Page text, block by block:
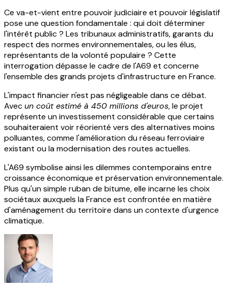
Ce va-et-vient entre pouvoir judiciaire et pouvoir législatif
pose une question fondamentale : qui doit déterminer
l'intérêt public ? Les tribunaux administratifs, garants du
respect des normes environnementales, ou les élus,
représentants de la volonté populaire ? Cette
interrogation dépasse le cadre de l'A69 et concerne
l'ensemble des grands projets d'infrastructure en France.
L'impact financier n'est pas négligeable dans ce débat.
Avecun coût estimé à 450 millions d'euros, le projet
représente un investissement considérable que certains
souhaiteraient voir réorienté vers des alternatives moins
polluantes, comme l'amélioration du réseau ferroviaire
existant ou la modernisation des routes actuelles.
L'A69 symbolise ainsi les dilemmes contemporains entre
croissance économique et préservation environnementale.
Plus qu'un simple ruban de bitume, elle incarne les choix
sociétaux auxquels la France est confrontée en matière
d'aménagement du territoire dans un contexte d'urgence
climatique.